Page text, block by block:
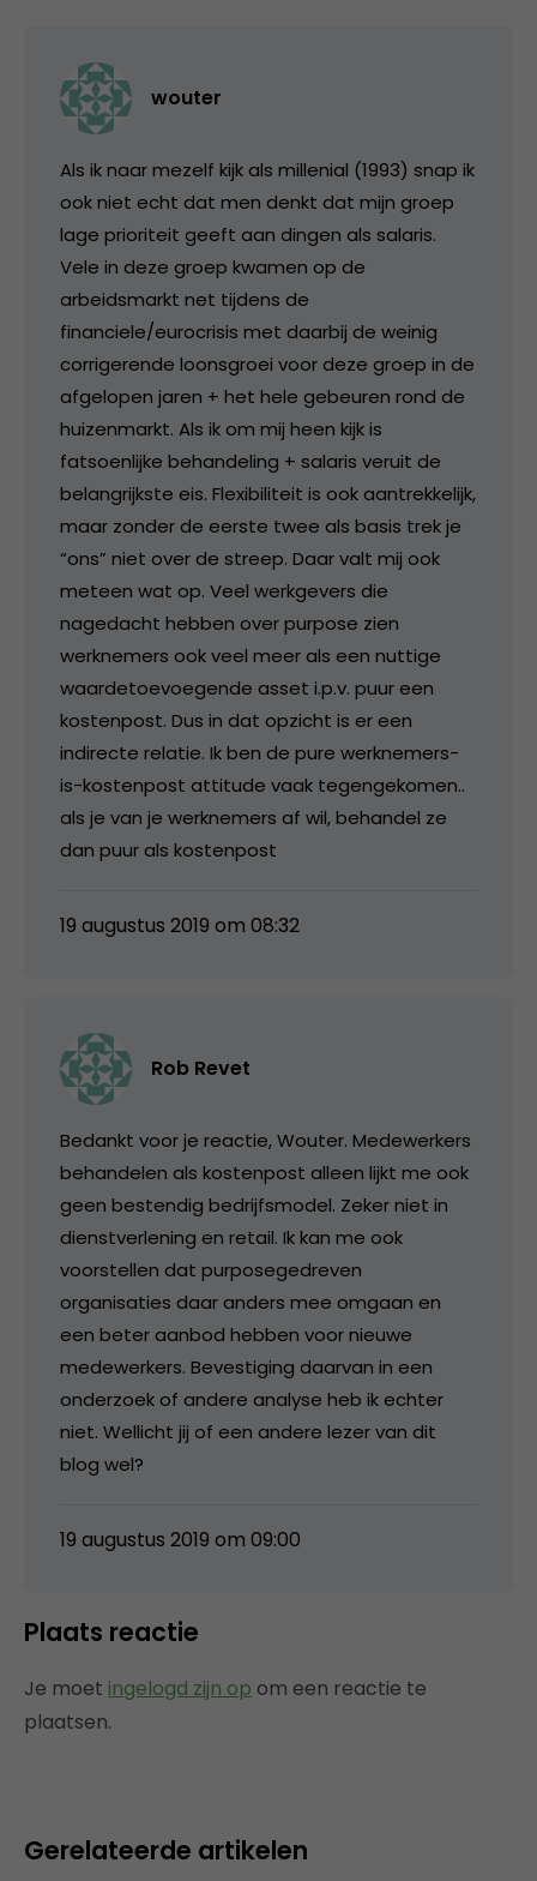
wouter
Als ik naar mezelf kijk als millenial (1993) snap ik
ook niet echt dat men denkt dat mijn groep
lage prioriteit geeft aan dingen als salaris.
Vele in deze groep kwamen op de
arbeidsmarkt net tijdens de
financiele/eurocrisis met daarbij de weinig
corrigerende loonsgroei voor deze groep in de
afgelopen jaren + het hele gebeuren rond de
huizenmarkt. Als ik om mij heen kijk is
fatsoenlijke behandeling + salaris veruit de
belangrijkste eis. Flexibiliteit is ook aantrekkelijk,
maar zonder de eerste twee als basis trek je
“ons” niet over de streep. Daar valt mij ook
meteen wat op. Veel werkgevers die
nagedacht hebben over purpose zien
werknemers ook veel meer als een nuttige
waardetoevoegende asset i.p.v. puur een
kostenpost. Dus in dat opzicht is er een
indirecte relatie. Ik ben de pure werknemers-
is-kostenpost attitude vaak tegengekomen..
als je van je werknemers af wil, behandel ze
dan puur als kostenpost
19 augustus 2019 om 08:32
Rob Revet
Bedankt voor je reactie, Wouter. Medewerkers
behandelen als kostenpost alleen lijkt me ook
geen bestendig bedrijfsmodel. Zeker niet in
dienstverlening en retail. Ik kan me ook
voorstellen dat purposegedreven
organisaties daar anders mee omgaan en
een beter aanbod hebben voor nieuwe
medewerkers. Bevestiging daarvan in een
onderzoek of andere analyse heb ik echter
niet. Wellicht jij of een andere lezer van dit
blog wel?
19 augustus 2019 om 09:00
Plaats reactie
Je moet ingelogd zijn op om een reactie te
plaatsen.
Gerelateerde artikelen